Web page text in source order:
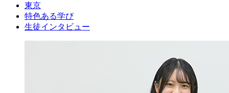
東京
特色ある学び
生徒インタビュー